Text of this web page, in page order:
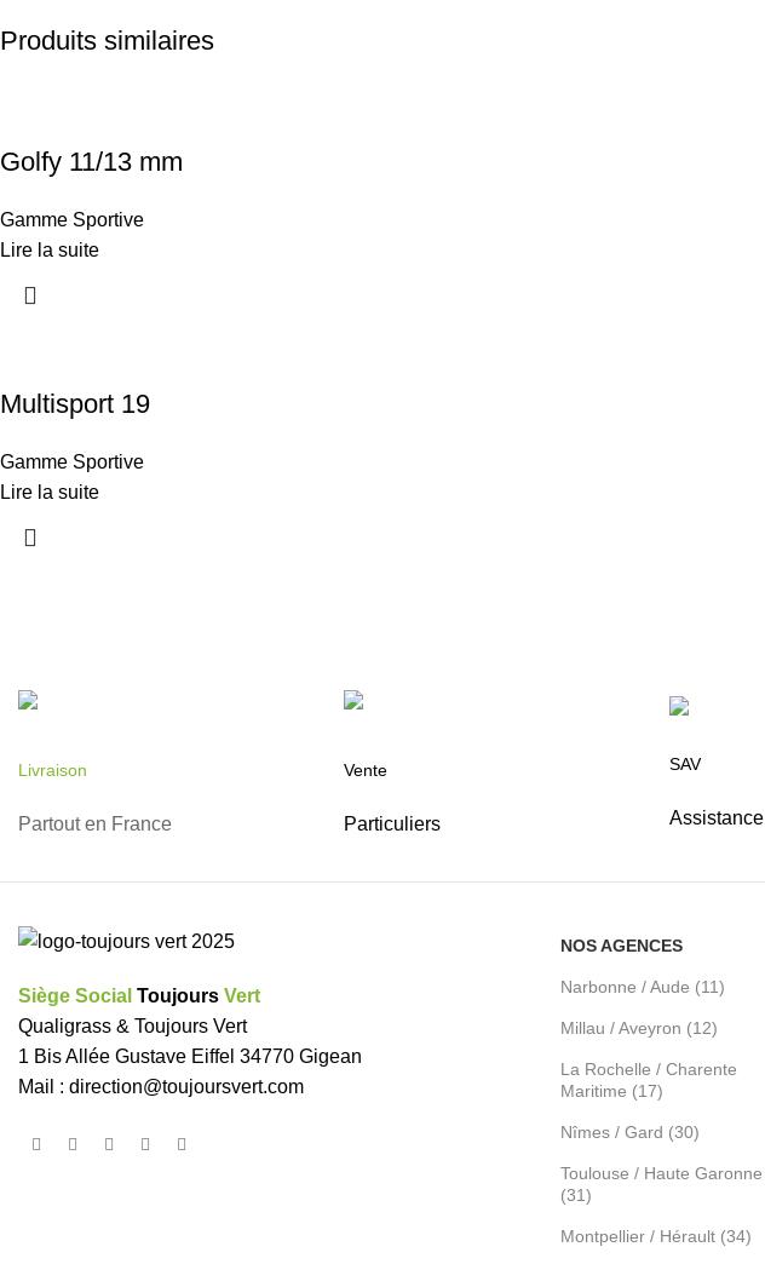
Produits similaires
Golfy 11/13 mm
Gamme Sportive
Lire la suite
Multisport 19
Gamme Sportive
Lire la suite
Livraison
Partout en France
Vente
Particuliers
SAV
Assistance
Siège Social Toujours Vert
Qualigrass & Toujours Vert
1 Bis Allée Gustave Eiffel 34770 Gigean
Mail : direction@toujoursvert.com
NOS AGENCES
Narbonne / Aude (11)
Millau / Aveyron (12)
La Rochelle / Charente
Maritime (17)
Nîmes / Gard (30)
Toulouse / Haute Garonne
(31)
Montpellier / Hérault (34)